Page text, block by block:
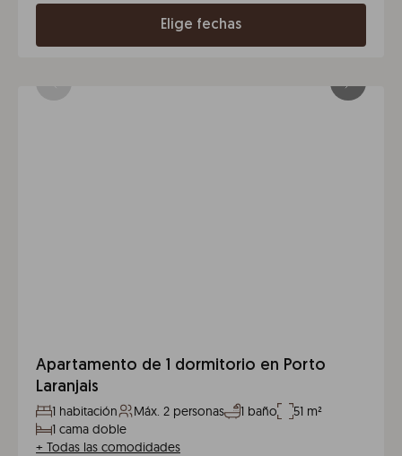
Elige fechas
Apartamento de 1 dormitorio en Porto
Laranjais
1 habitación Máx. 2 personas 1 baño
51 m²
1 cama doble
+ Todas las comodidades